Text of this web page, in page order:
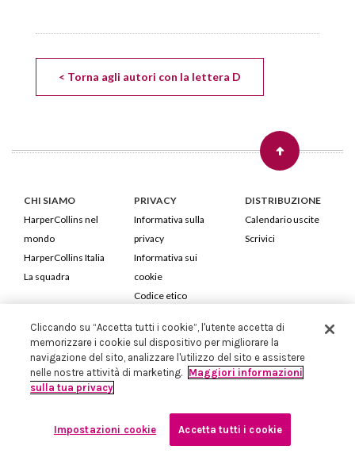
< Torna agli autori con la lettera D
CHI SIAMO
HarperCollins nel
mondo
HarperCollins Italia
La squadra
PRIVACY
Informativa sulla
privacy
Informativa sui
cookie
Codice etico
DISTRIBUZIONE
Calendario uscite
Scrivici
HarperCollins Italia S.p.A. Viale Monte Nero, 84 - 20135 Milano
Cod. Fiscale e P.IVA 05946780151 - Capitale Sociale 258.250 €
Iscritta in Milano al Registro delle imprese nr.198004 e REA nr.1051898
Cliccando su “Accetta tutti i cookie”, l'utente accetta di
memorizzare i cookie sul dispositivo per migliorare la
navigazione del sito, analizzare l'utilizzo del sito e assistere
nelle nostre attività di marketing. Maggiori informazioni
sulla tua privacy
Impostazioni cookie Accetta tutti i cookie